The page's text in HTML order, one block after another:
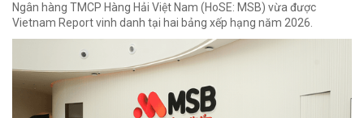
Ngân hàng TMCP Hàng Hải Việt Nam (HoSE: MSB) vừa được
Vietnam Report vinh danh tại hai bảng xếp hạng năm 2026.